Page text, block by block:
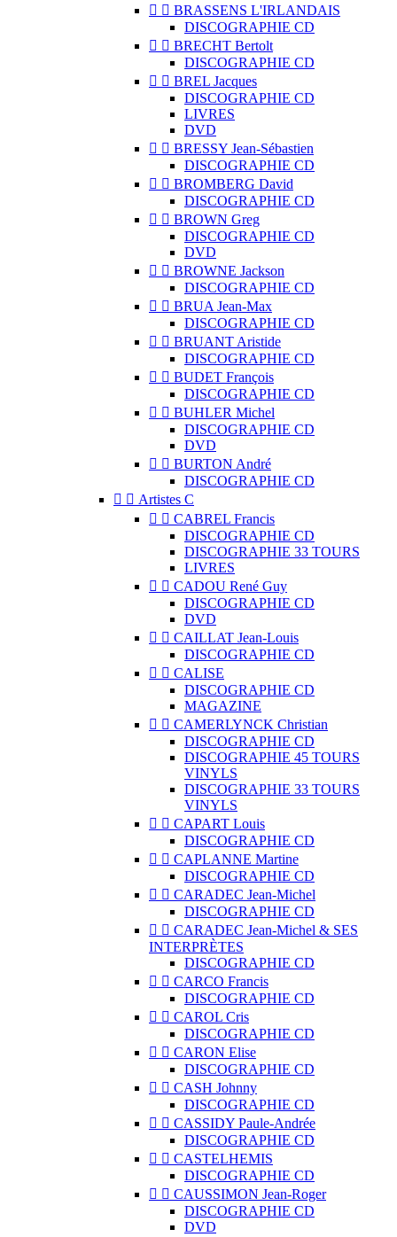
  BRASSENS L'IRLANDAIS
DISCOGRAPHIE CD
  BRECHT Bertolt
DISCOGRAPHIE CD
  BREL Jacques
DISCOGRAPHIE CD
LIVRES
DVD
  BRESSY Jean-Sébastien
DISCOGRAPHIE CD
  BROMBERG David
DISCOGRAPHIE CD
  BROWN Greg
DISCOGRAPHIE CD
DVD
  BROWNE Jackson
DISCOGRAPHIE CD
  BRUA Jean-Max
DISCOGRAPHIE CD
  BRUANT Aristide
DISCOGRAPHIE CD
  BUDET François
DISCOGRAPHIE CD
  BUHLER Michel
DISCOGRAPHIE CD
DVD
  BURTON André
DISCOGRAPHIE CD
  Artistes C
  CABREL Francis
DISCOGRAPHIE CD
DISCOGRAPHIE 33 TOURS
LIVRES
  CADOU René Guy
DISCOGRAPHIE CD
DVD
  CAILLAT Jean-Louis
DISCOGRAPHIE CD
  CALISE
DISCOGRAPHIE CD
MAGAZINE
  CAMERLYNCK Christian
DISCOGRAPHIE CD
DISCOGRAPHIE 45 TOURS
VINYLS
DISCOGRAPHIE 33 TOURS
VINYLS
  CAPART Louis
DISCOGRAPHIE CD
  CAPLANNE Martine
DISCOGRAPHIE CD
  CARADEC Jean-Michel
DISCOGRAPHIE CD
  CARADEC Jean-Michel & SES
INTERPRÈTES
DISCOGRAPHIE CD
  CARCO Francis
DISCOGRAPHIE CD
  CAROL Cris
DISCOGRAPHIE CD
  CARON Elise
DISCOGRAPHIE CD
  CASH Johnny
DISCOGRAPHIE CD
  CASSIDY Paule-Andrée
DISCOGRAPHIE CD
  CASTELHEMIS
DISCOGRAPHIE CD
  CAUSSIMON Jean-Roger
DISCOGRAPHIE CD
DVD